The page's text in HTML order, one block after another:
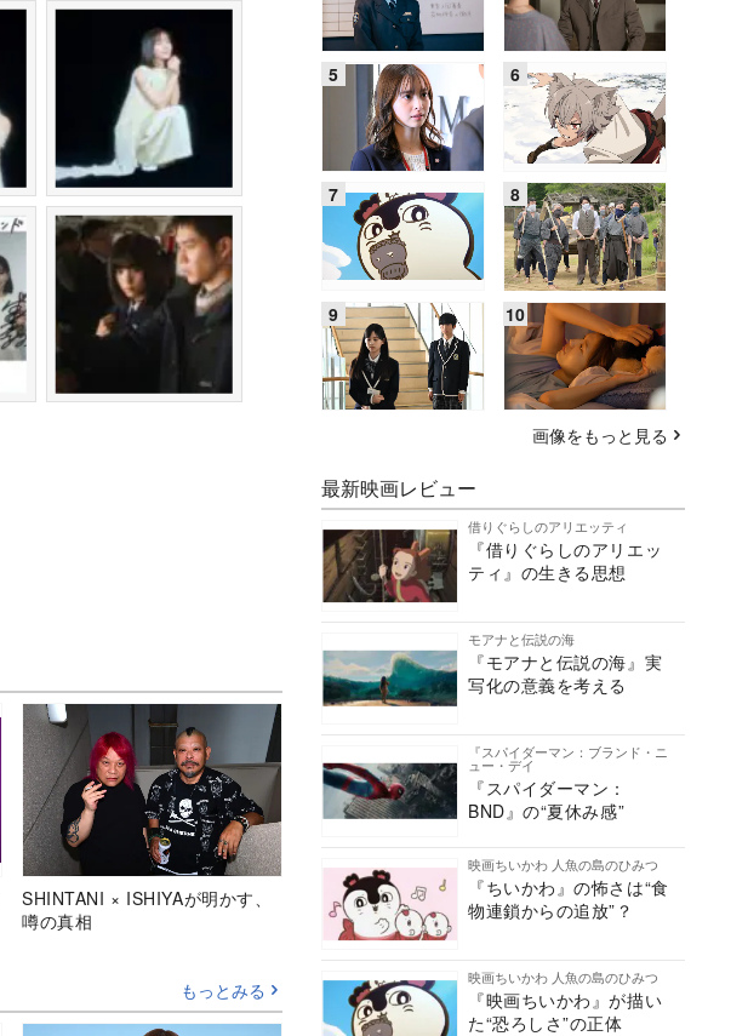
SHINTANI × ISHIYAが明かす、
噂の真相
もっとみる
画像をもっと見る
最新映画レビュー
借りぐらしのアリエッティ
『借りぐらしのアリエッ
ティ』の生きる思想
モアナと伝説の海
『モアナと伝説の海』実
写化の意義を考える
『スパイダーマン：ブランド・ニ
ュー・デイ
『スパイダーマン：
BND』の“夏休み感”
映画ちいかわ 人魚の島のひみつ
『ちいかわ』の怖さは“食
物連鎖からの追放”？
映画ちいかわ 人魚の島のひみつ
『映画ちいかわ』が描い
た“恐ろしさ”の正体